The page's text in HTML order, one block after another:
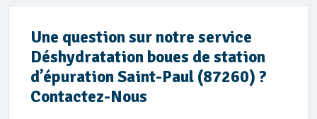
Une question sur notre service
Déshydratation boues de station
d’épuration Saint-Paul (87260) ?
Contactez-Nous